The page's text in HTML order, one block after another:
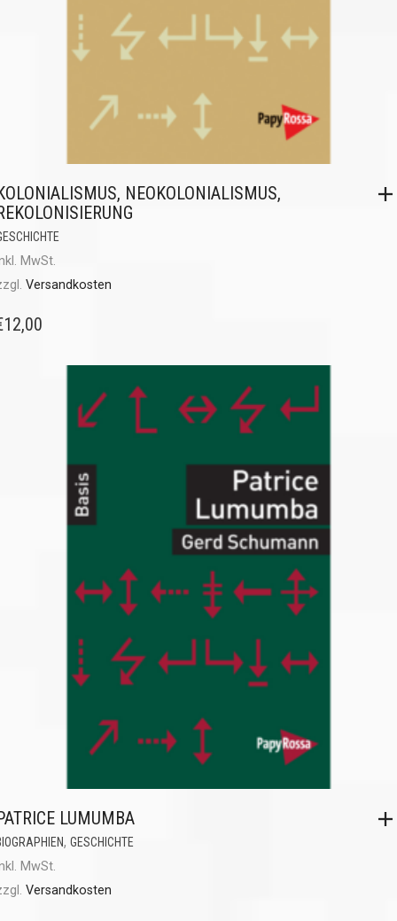
NEOKOLONIALISMUS,
MwSt.
Versandkosten
12,00
LUMUMBA
, GESCHICHTE
MwSt.
Versandkosten